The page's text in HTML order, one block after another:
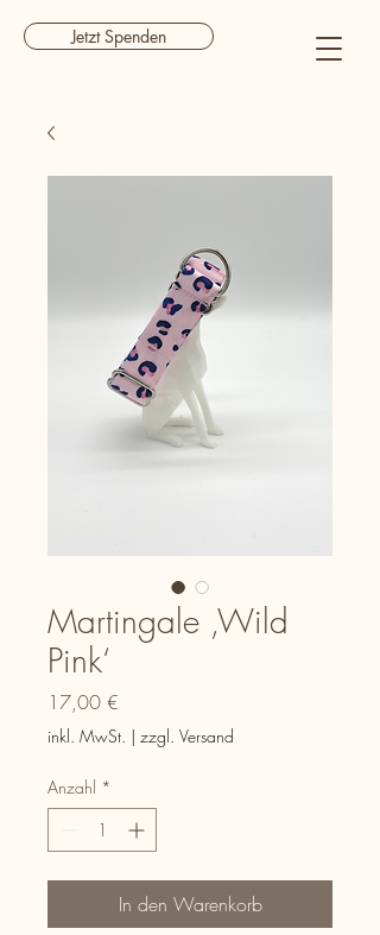
Jetzt Spenden
Martingale ‚Wild
Pink‘
17,00 €
inkl. MwSt. | zzgl. Versand
Anzahl *
In den Warenkorb